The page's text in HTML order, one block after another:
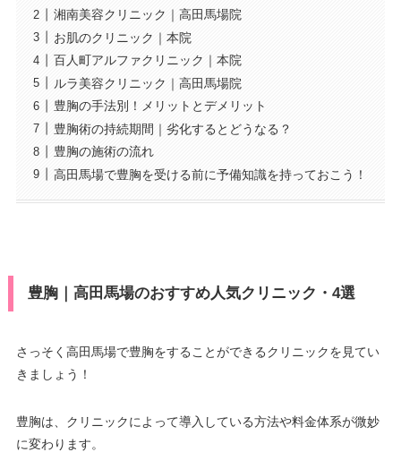
湘南美容クリニック｜高田馬場院
お肌のクリニック｜本院
百人町アルファクリニック｜本院
ルラ美容クリニック｜高田馬場院
豊胸の手法別！メリットとデメリット
豊胸術の持続期間｜劣化するとどうなる？
豊胸の施術の流れ
高田馬場で豊胸を受ける前に予備知識を持っておこう！
豊胸｜高田馬場のおすすめ人気クリニック・4選
さっそく高田馬場で豊胸をすることができるクリニックを見てい
きましょう！
豊胸は、クリニックによって導入している方法や料金体系が微妙
に変わります。